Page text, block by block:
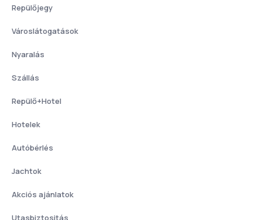
Repülőjegy
Városlátogatások
Nyaralás
Szállás
Repülő+Hotel
Hotelek
Autóbérlés
Jachtok
Akciós ajánlatok
Utasbiztositás